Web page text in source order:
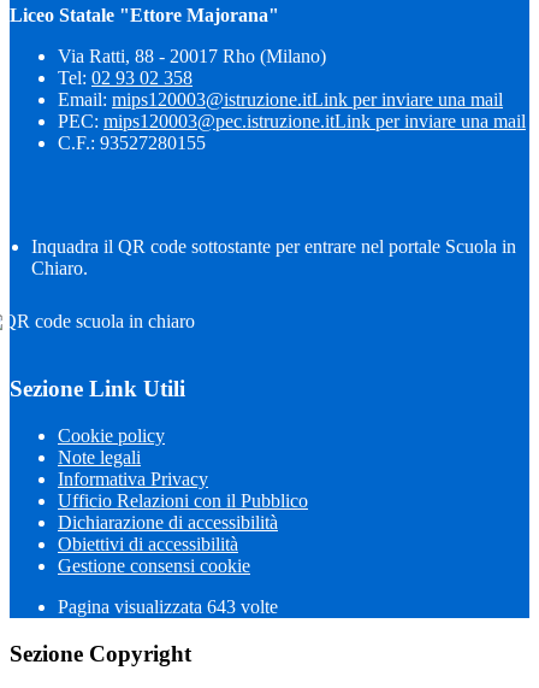
Liceo Statale "Ettore Majorana"
Via Ratti, 88 - 20017 Rho (Milano)
Tel: 02 93 02 358
Email: mips120003@istruzione.itLink per inviare una mail
PEC: mips120003@pec.istruzione.itLink per inviare una mail
C.F.: 93527280155
Inquadra il QR code sottostante per entrare nel portale Scuola in
Chiaro.
Sezione Link Utili
Cookie policy
Note legali
Informativa Privacy
Ufficio Relazioni con il Pubblico
Dichiarazione di accessibilità
Obiettivi di accessibilità
Gestione consensi cookie
Pagina visualizzata 643 volte
Sezione Copyright